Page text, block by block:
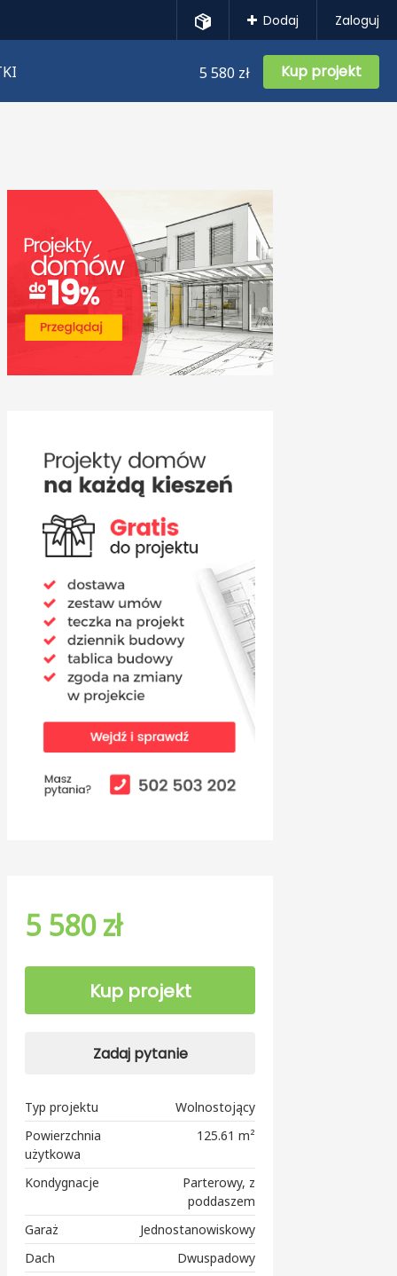
Dodaj Zaloguj
5 580 zł Kup projekt
5 580 zł
Kup projekt
Zadaj pytanie
Typ projektu
Wolnostojący
Powierzchnia
użytkowa
125.61 m²
Kondygnacje
Parterowy, z
poddaszem
Garaż
Jednostanowiskowy
Dach
Dwuspadowy